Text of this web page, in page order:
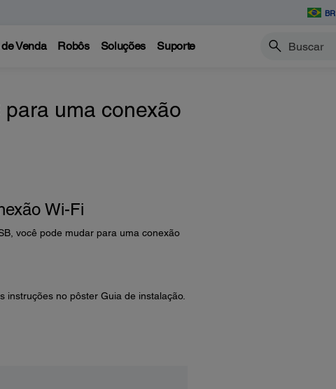
BR
Venda Robôs Soluções Suporte Buscar
uma conexão
Wi-Fi
você pode mudar para uma conexão
no pôster Guia de instalação.